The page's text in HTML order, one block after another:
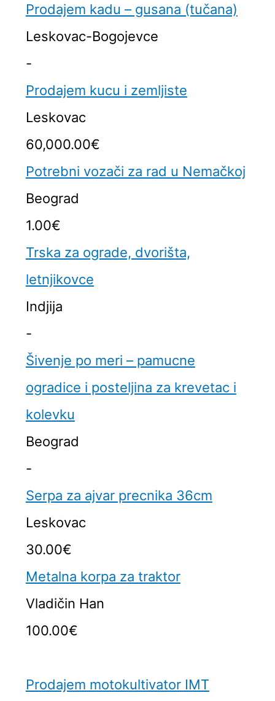
Prodajem kadu – gusana (tučana)
Leskovac-Bogojevce
-
Prodajem kucu i zemljiste
Leskovac
60,000.00€
Potrebni vozači za rad u Nemačkoj
Beograd
1.00€
Trska za ograde, dvorišta,
letnjikovce
Indjija
-
Šivenje po meri – pamucne
ogradice i posteljina za krevetac i
kolevku
Beograd
-
Serpa za ajvar precnika 36cm
Leskovac
30.00€
Metalna korpa za traktor
Vladičin Han
100.00€
Prodajem motokultivator IMT